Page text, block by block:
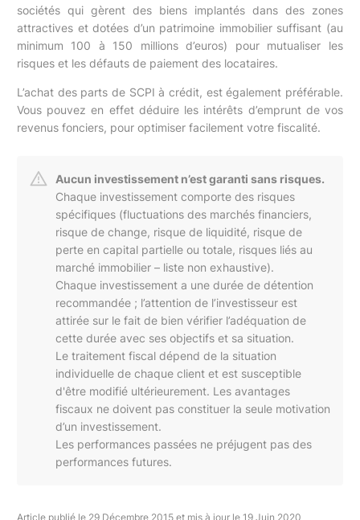
sociétés qui gèrent des biens implantés dans des zones
attractives et dotées d’un patrimoine immobilier suffisant (au
minimum 100 à 150 millions d’euros) pour mutualiser les
risques et les défauts de paiement des locataires.
L’achat des parts de SCPI à crédit, est également préférable.
Vous pouvez en effet déduire les intérêts d’emprunt de vos
revenus fonciers, pour optimiser facilement votre fiscalité.
Aucun investissement n’est garanti sans risques.
Chaque investissement comporte des risques
spécifiques (fluctuations des marchés financiers,
risque de change, risque de liquidité, risque de
perte en capital partielle ou totale, risques liés au
marché immobilier – liste non exhaustive).
Chaque investissement a une durée de détention
recommandée ; l’attention de l’investisseur est
attirée sur le fait de bien vérifier l’adéquation de
cette durée avec ses objectifs et sa situation.
Le traitement fiscal dépend de la situation
individuelle de chaque client et est susceptible
d'être modifié ultérieurement. Les avantages
fiscaux ne doivent pas constituer la seule motivation
d’un investissement.
Les performances passées ne préjugent pas des
performances futures.
Article publié le 29 Décembre 2015 et mis à jour le 19 Juin 2020